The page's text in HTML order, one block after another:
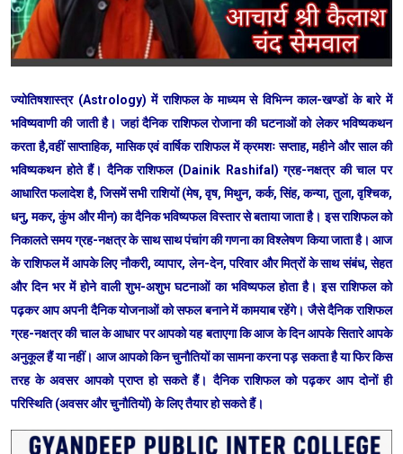
ज्योतिषशास्त्र (Astrology) में राशिफल के माध्यम से विभिन्न काल-खण्डों के बारे में
भविष्यवाणी की जाती है। जहां दैनिक राशिफल रोजाना की घटनाओं को लेकर भविष्यकथन
करता है,वहीं साप्ताहिक, मासिक एवं वार्षिक राशिफल में क्रमशः सप्ताह, महीने और साल की
भविष्यकथन होते हैं। दैनिक राशिफल (Dainik Rashifal) ग्रह-नक्षत्र की चाल पर
आधारित फलादेश है, जिसमें सभी राशियों (मेष, वृष, मिथुन, कर्क, सिंह, कन्या, तुला, वृश्चिक,
धनु, मकर, कुंभ और मीन) का दैनिक भविष्यफल विस्तार से बताया जाता है। इस राशिफल को
निकालते समय ग्रह-नक्षत्र के साथ साथ पंचांग की गणना का विश्लेषण किया जाता है। आज
के राशिफल में आपके लिए नौकरी, व्यापार, लेन-देन, परिवार और मित्रों के साथ संबंध, सेहत
और दिन भर में होने वाली शुभ-अशुभ घटनाओं का भविष्यफल होता है। इस राशिफल को
पढ़कर आप अपनी दैनिक योजनाओं को सफल बनाने में कामयाब रहेंगे। जैसे दैनिक राशिफल
ग्रह-नक्षत्र की चाल के आधार पर आपको यह बताएगा कि आज के दिन आपके सितारे आपके
अनुकूल हैं या नहीं। आज आपको किन चुनौतियों का सामना करना पड़ सकता है या फिर किस
तरह के अवसर आपको प्राप्त हो सकते हैं। दैनिक राशिफल को पढ़कर आप दोनों ही
परिस्थिति (अवसर और चुनौतियों) के लिए तैयार हो सकते हैं।